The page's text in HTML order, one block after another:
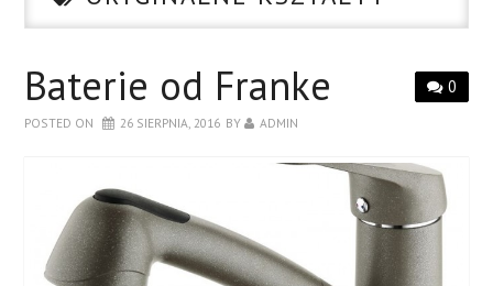
DRZWI
SYPIALNIA
0
Baterie od Franke
POSTED ON 26 SIERPNIA, 2016 BY ADMIN